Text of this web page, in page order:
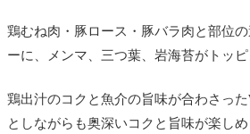
鶏むね肉・豚ロース・豚バラ肉と部位
ーに、メンマ、三つ葉、岩海苔がトッピ
鶏出汁のコクと魚介の旨味が合わさっ
としながらも奥深いコクと旨味が楽し